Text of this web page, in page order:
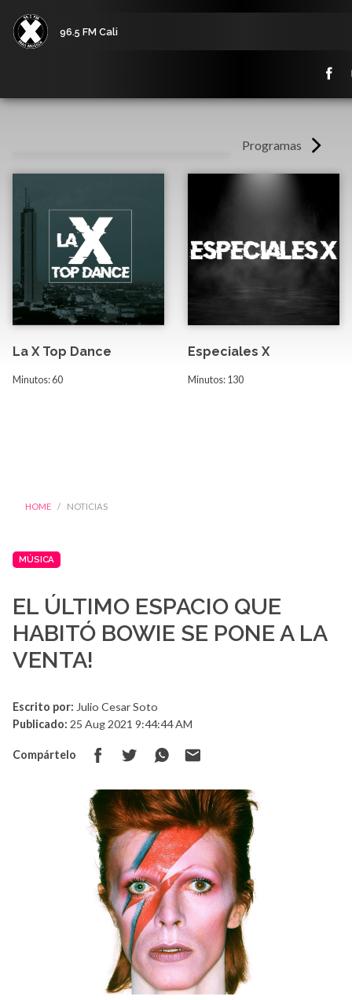
96.5 FM Cali
Programas
La X Top Dance
Minutos: 60
Especiales X
Minutos: 130
HOME NOTICIAS
MÚSICA
EL ÚLTIMO ESPACIO QUE
HABITÓ BOWIE SE PONE A LA
VENTA!
Escrito por: Julio Cesar Soto
Publicado: 25 Aug 2021 9:44:44 AM
Compártelo